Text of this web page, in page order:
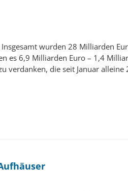
wurden 28 Milliarden
es 6,9 Milliarden Euro – 1,4
verdanken, die seit Januar